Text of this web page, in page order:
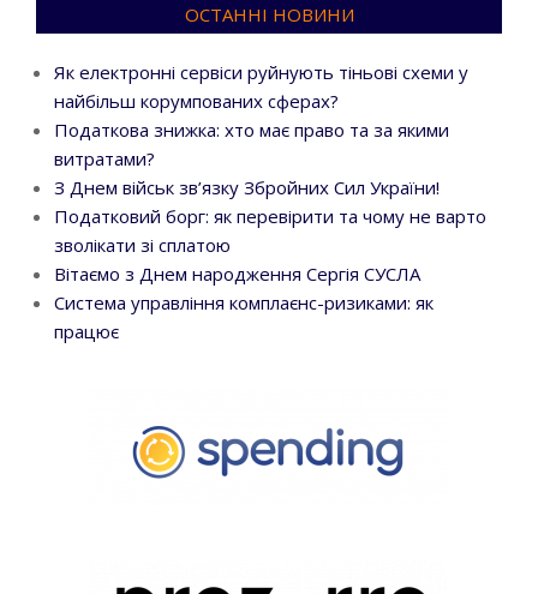
ОСТАННІ НОВИНИ
Як електронні сервіси руйнують тіньові схеми у
найбільш корумпованих сферах?
Податкова знижка: хто має право та за якими
витратами?
З Днем військ зв’язку Збройних Сил України!
Податковий борг: як перевірити та чому не варто
зволікати зі сплатою
Вітаємо з Днем народження Сергія СУСЛА
Система управління комплаєнс-ризиками: як
працює